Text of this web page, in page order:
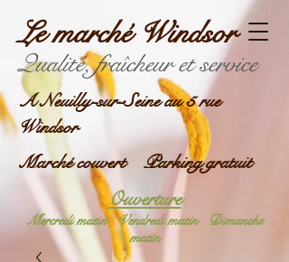
Le marché Windsor
Qualité, fraîcheur et service
A Neuilly-sur-Seine au 5 rue
Windsor
Marché couvert Parking gratuit
Ouverture
Mercredi matinVendredi matin Dimanche
matin